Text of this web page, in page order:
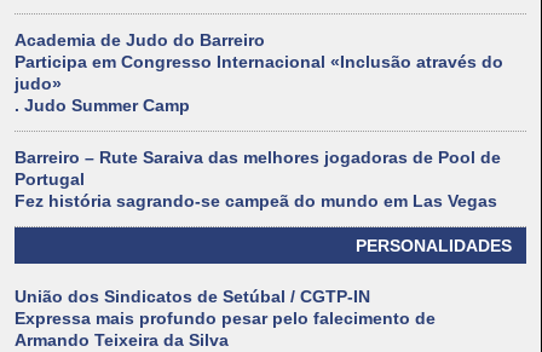
Academia de Judo do Barreiro
Participa em Congresso Internacional «Inclusão através do
judo»
. Judo Summer Camp
Barreiro – Rute Saraiva das melhores jogadoras de Pool de
Portugal
Fez história sagrando-se campeã do mundo em Las Vegas
PERSONALIDADES
União dos Sindicatos de Setúbal / CGTP-IN
Expressa mais profundo pesar pelo falecimento de
Armando Teixeira da Silva